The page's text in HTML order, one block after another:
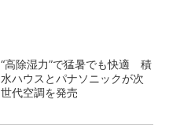
“高除湿力”で猛暑でも快適 積
水ハウスとパナソニックが次
世代空調を発売